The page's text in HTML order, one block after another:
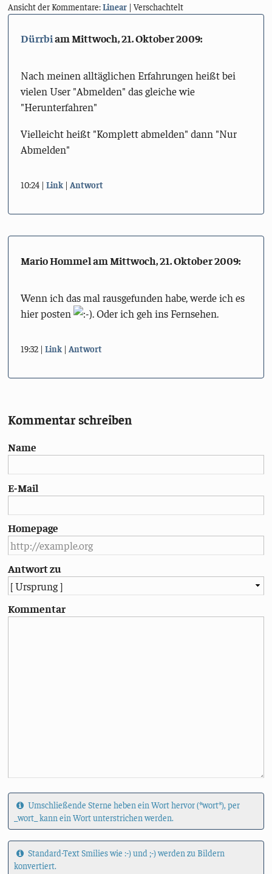
Ansicht der Kommentare:Linear | Verschachtelt
DürrbiamMittwoch, 21. Oktober 2009:
Nach meinen alltäglichen Erfahrungen heißt bei
vielen User "Abmelden" das gleiche wie
"Herunterfahren"
Vielleicht heißt "Komplett abmelden" dann "Nur
Abmelden"
10:24 Link Antwort
Mario Hommel amMittwoch, 21. Oktober 2009:
Wenn ich das mal rausgefunden habe, werde ich es
hier posten
. Oder ich geh ins Fernsehen.
19:32 Link Antwort
Kommentar schreiben
Name
E-Mail
Homepage
Antwort zu
Kommentar
Umschließende Sterne heben ein Wort hervor (*wort*), per
_wort_ kann ein Wort unterstrichen werden.
Standard-Text Smilies wie :-) und ;-) werden zu Bildern
konvertiert.